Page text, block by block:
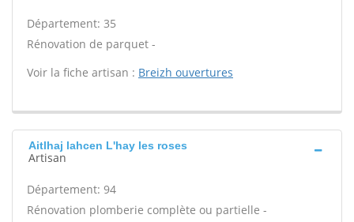
Département: 35
Rénovation de parquet -
Voir la fiche artisan : Breizh ouvertures
Aitlhaj lahcen L'hay les roses
Artisan
Département: 94
Rénovation plomberie complète ou partielle -